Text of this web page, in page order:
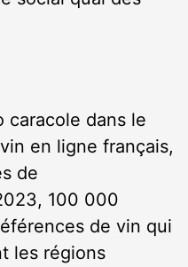
caracole dans le
en ligne français,
de
100 000
de vin qui
les régions